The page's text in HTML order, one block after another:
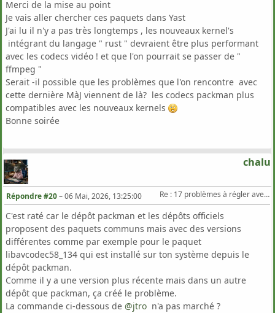
Choisir une des solutions ci-dessus par son numéro ou bien
maintenant j'en ai27
Merci de la mise au point
Je vais aller chercher ces paquets dans Yast
J'ai lu il n'y a pas très longtemps , les nouveaux kernel's
intégrant du langage " rust " devraient être plus performant
avec les codecs vidéo ! et que l'on pourrait se passer de "
ffmpeg "
Serait -il possible que les problèmes que l'on rencontre avec
cette dernière MàJ viennent de là? les codecs packman plus
compatibles avec les nouveaux kernels
Bonne soirée
chalu
Re : 17 problèmes à régler avec Zypper Dup sur TW
Répondre #20–06 Mai, 2026, 13:25:00
C'est raté car le dépôt packman et les dépôts officiels
proposent des paquets communs mais avec des versions
différentes comme par exemple pour le paquet
libavcodec58_134 qui est installé sur ton système depuis le
dépôt packman.
Comme il y a une version plus récente mais dans un autre
dépôt que packman, ça créé le problème.
La commande ci-dessous de @jtro n'a pas marché ?